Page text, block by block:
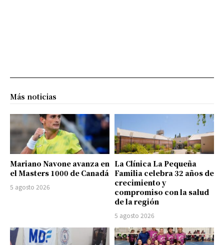
Más noticias
Mariano Navone avanza en
el Masters 1000 de Canadá
5 agosto 2026
La Clínica La Pequeña
Familia celebra 32 años de
crecimiento y
compromiso con la salud
de la región
5 agosto 2026